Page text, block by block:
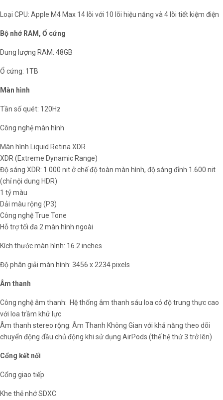
Loại CPU: Apple M4 Max 14 lõi với 10 lõi hiệu năng và 4 lõi tiết kiệm điện
Bộ nhớ RAM, Ổ cứng
Dung lượng RAM: 48GB
Ổ cứng: 1TB
Màn hình
Tần số quét: 120Hz
Công nghệ màn hình
Màn hình Liquid Retina XDR
XDR (Extreme Dynamic Range)
Độ sáng XDR: 1.000 nit ở chế độ toàn màn hình, độ sáng đỉnh 1.600 nit
(chỉ nội dung HDR)
1 tỷ màu
Dải màu rộng (P3)
Công nghệ True Tone
Hỗ trợ tối đa 2 màn hình ngoài
Kích thước màn hình: 16.2 inches
Độ phân giải màn hình: 3456 x 2234 pixels
Âm thanh
Công nghệ âm thanh: Hệ thống âm thanh sáu loa có độ trung thực cao
với loa trầm khử lực
Âm thanh stereo rộng: Âm Thanh Không Gian với khả năng theo dõi
chuyển động đầu chủ động khi sử dụng AirPods (thế hệ thứ 3 trở lên)
Cổng kết nối
Cổng giao tiếp
Khe thẻ nhớ SDXC